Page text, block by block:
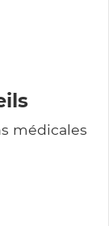
médicales